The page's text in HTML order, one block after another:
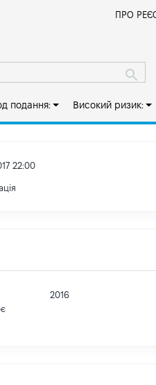
ПРО
подання: Високий ризик:
22:00
2016